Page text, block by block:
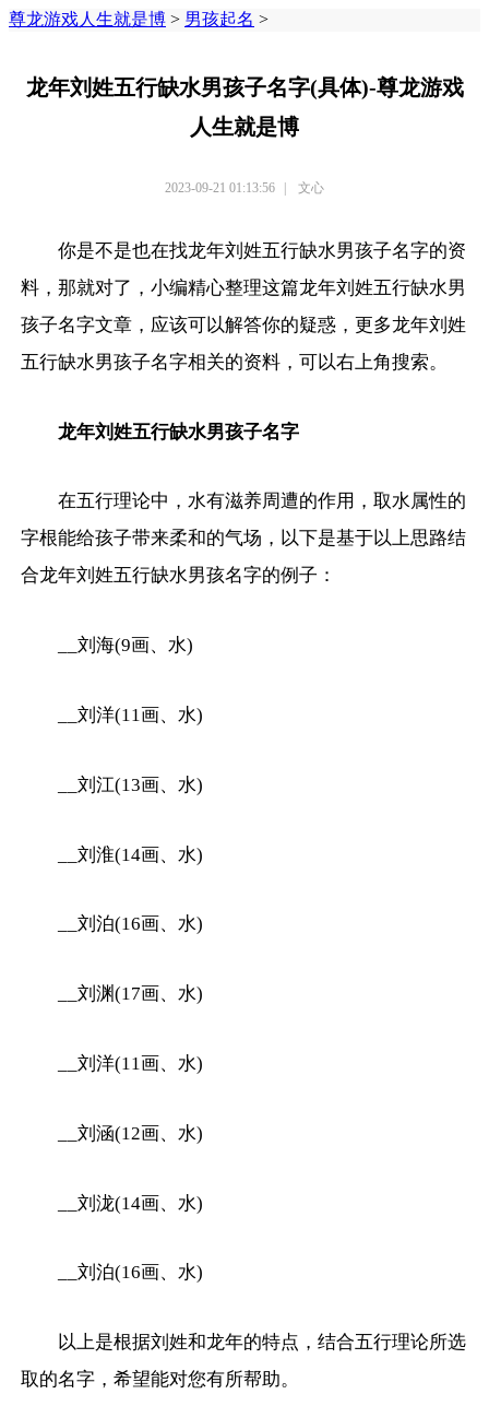
尊龙游戏人生就是博 > 男孩起名 >
龙年刘姓五行缺水男孩子名字(具体)-尊龙游戏
人生就是博
2023-09-21 01:13:56 | 文心
你是不是也在找龙年刘姓五行缺水男孩子名字的资
料，那就对了，小编精心整理这篇龙年刘姓五行缺水男
孩子名字文章，应该可以解答你的疑惑，更多龙年刘姓
五行缺水男孩子名字相关的资料，可以右上角搜索。
龙年刘姓五行缺水男孩子名字
在五行理论中，水有滋养周遭的作用，取水属性的
字根能给孩子带来柔和的气场，以下是基于以上思路结
合龙年刘姓五行缺水男孩名字的例子：
__刘海(9画、水)
__刘洋(11画、水)
__刘江(13画、水)
__刘淮(14画、水)
__刘泊(16画、水)
__刘渊(17画、水)
__刘洋(11画、水)
__刘涵(12画、水)
__刘泷(14画、水)
__刘泊(16画、水)
以上是根据刘姓和龙年的特点，结合五行理论所选
取的名字，希望能对您有所帮助。